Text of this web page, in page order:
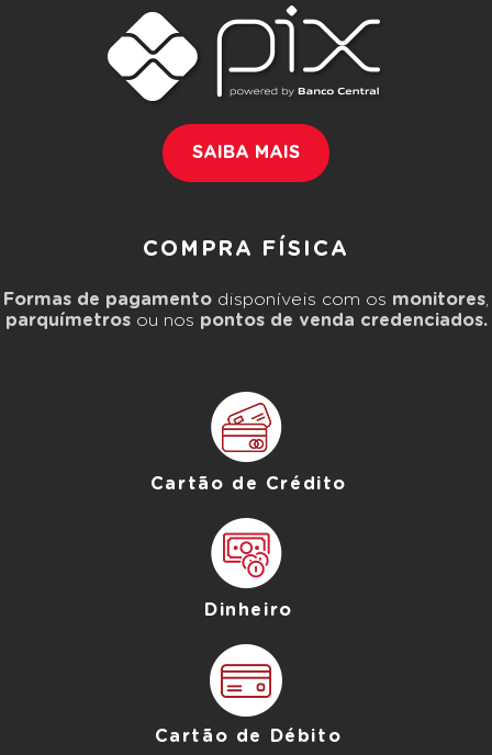
SAIBA MAIS
COMPRA FÍSICA
Formas de pagamento disponíveis com os monitores
parquímetrosou nos pontos de venda credenciados.
Cartão de Crédito
Dinheiro
Cartão de Débito